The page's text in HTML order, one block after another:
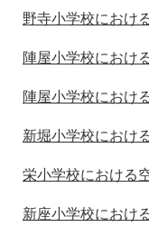
野寺小学校におけ
陣屋小学校におけ
陣屋小学校におけ
新堀小学校におけ
栄小学校における
新座小学校におけ